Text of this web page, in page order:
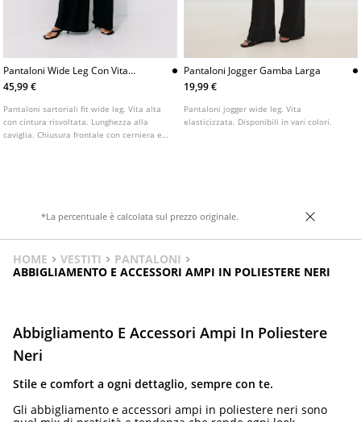
Pantaloni Wide Leg Con Vita
Risvoltata
45,99 €
Pantaloni sartoriali fit wide leg. Vita alta
con cintura risvoltata. Lunghezza alla
caviglia. Chiusura frontale con cerniera e
Pantaloni Jogger Gamba Larga
19,99 €
Pantaloni jogger wide leg. Vita
elasticizzata. Disponibili in vari colori.
*La percentuale è calcolata sul prezzo originale.
HOME VESTITI
PANTALONI
ABBIGLIAMENTO E ACCESSORI AMPI IN POLIESTERE NERI
Abbigliamento E Accessori Ampi In Poliestere
Neri
Stile e comfort a ogni dettaglio, sempre con te.
Gli abbigliamento e accessori ampi in poliestere neri sono